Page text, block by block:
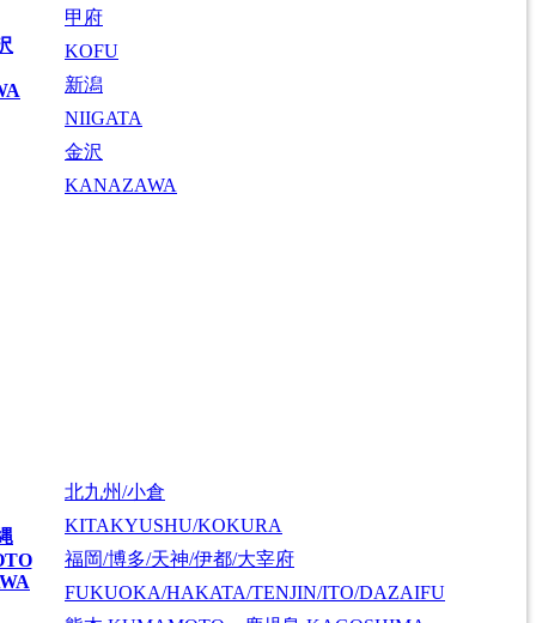
甲府
KOFU
新潟
NIIGATA
金沢
KANAZAWA
北九州/小倉
KITAKYUSHU/KOKURA
福岡/博多/天神/伊都/大宰府
FUKUOKA/HAKATA/TENJIN/ITO/DAZAIFU